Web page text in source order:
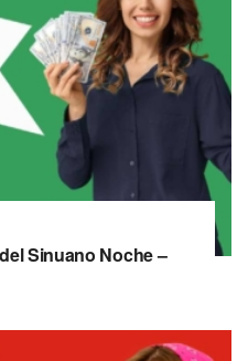
Sinuano Noche –